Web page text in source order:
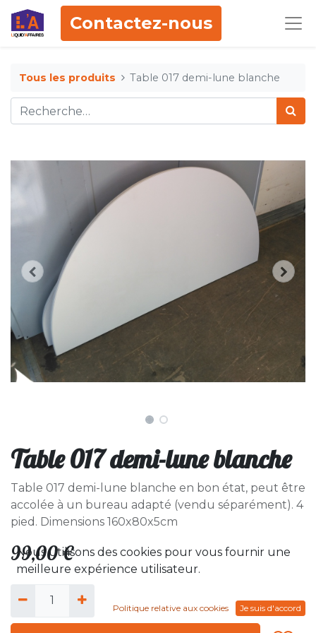
Contactez-nous
Tous les produits Table 017 demi-lune blanche
Table 017 demi-lune blanche
Table 017 demi-lune blanche en bon état, peut être
accolée à un bureau adapté (vendu séparément). 4
pied. Dimensions 160x80x5cm
99,00€
Nous utilisons des cookies pour vous fournir une
meilleure expérience utilisateur.
Politique relative aux cookies Je suis d'accord